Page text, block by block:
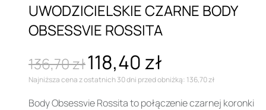
UWODZICIELSKIE CZARNE BODY
OBSESSVIE ROSSITA
136,70 zł118,40 zł
Najniższa cena z ostatnich 30 dni przed obniżką: 136,70 zł
Body Obsessvie Rossita to połączenie czarnej koronki